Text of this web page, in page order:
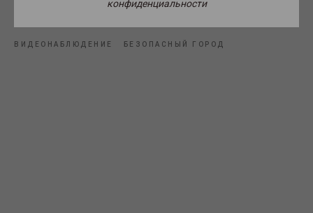
Источник фото: pxhere.com.
ВИДЕОНАБЛЮДЕНИЕ БЕЗОПАСНЫЙ ГОРОД
конфиденциальности